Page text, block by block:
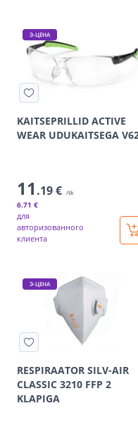
Э-ЦЕНА
KAITSEPRILLID ACTIVE
WEAR UDUKAITSEGA
11 .19 € /tk
6.71 €
для
авторизованного
клиента
Э-ЦЕНА
RESPIRAATOR SILV-AIR
CLASSIC 3210 FFP 2
KLAPIGA